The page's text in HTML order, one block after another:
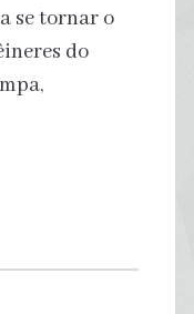
se tornar o
do